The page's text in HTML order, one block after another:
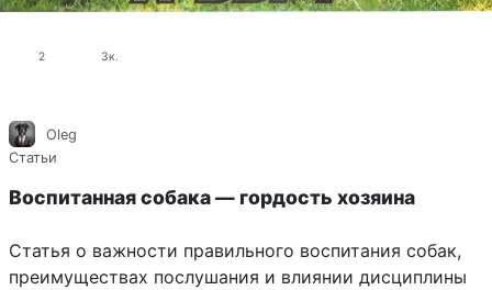
2 3к.
Oleg
Статьи
Воспитанная собака — гордость хозяина
Статья о важности правильного воспитания собак,
преимуществах послушания и влиянии дисциплины